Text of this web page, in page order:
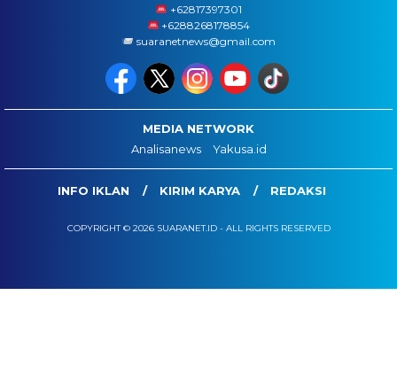
‪+62817397301
+6288268178854
suaranetnews@gmail.com
MEDIA NETWORK
Analisanews
Yakusa.id
INFO IKLAN KIRIM KARYA REDAKSI
COPYRIGHT © 2026 SUARANET.ID - ALL RIGHTS RESERVED